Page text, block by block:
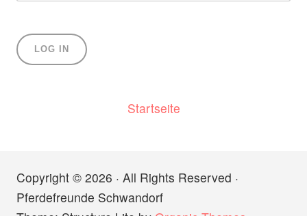
Startseite
Copyright © 2026 · All Rights Reserved ·
Pferdefreunde Schwandorf